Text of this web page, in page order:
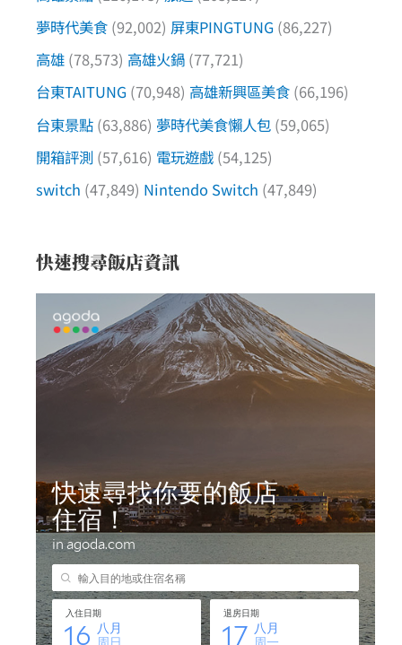
夢時代美食 (92,002) 屏東PINGTUNG (86,227)
高雄 (78,573) 高雄火鍋 (77,721)
台東TAITUNG (70,948) 高雄新興區美食 (66,196)
台東景點 (63,886) 夢時代美食懶人包 (59,065)
開箱評測 (57,616) 電玩遊戲 (54,125)
switch (47,849) Nintendo Switch (47,849)
快速搜尋飯店資訊